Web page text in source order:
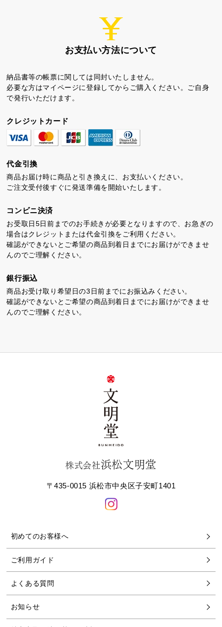
お茶の子
茶どころ
特定商取引法に基づく表記
お支払い方法について
納品書等の帳票に関しては同封いたしません。
必要な方はマイページに登録してからご購入ください。ご自身
で発行いただけます。
クレジットカード
代金引換
商品お届け時に商品と引き換えに、お支払いください。
ご注文受付後すぐに発送準備を開始いたします。
コンビニ決済
お受取日5日前までのお手続きが必要となりますので、お急ぎの
場合はクレジットまたは代金引換をご利用ください。
確認ができないとご希望の商品到着日までにお届けができませ
んのでご理解ください。
銀行振込
商品お受け取り希望日の3日前までにお振込みください。
確認ができないとご希望の商品到着日までにお届けができませ
んのでご理解ください。
株式会社浜松文明堂
〒435-0015 浜松市中央区子安町1401
初めてのお客様へ
ご利用ガイド
よくある質問
お知らせ